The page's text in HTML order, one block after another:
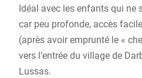
Idéal avec les enfants qui ne
car peu profonde, accès
(après avoir emprunté le «
vers l’entrée du village de
Lussas.